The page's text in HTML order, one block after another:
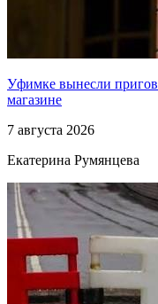
Уфимке вынесли
магазине
7 августа 2026
Екатерина Румянцева